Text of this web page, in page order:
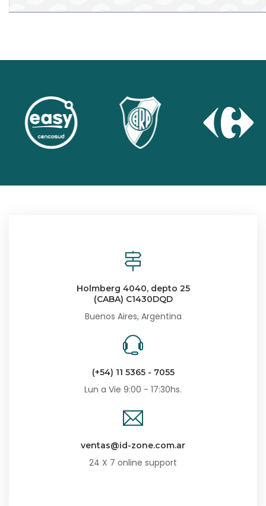
Holmberg 4040, depto 25
(CABA) C1430DQD
Buenos Aires, Argentina
(+54) 11 5365 - 7055
Lun a Vie 9:00 - 17:30hs.
ventas@id-zone.com.ar
24 X 7 online support